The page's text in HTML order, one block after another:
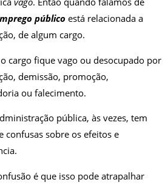
público está relacionada a
de algum cargo.
cargo fique vago ou desocupado por
demissão, promoção,
ou falecimento.
pública, às vezes, tem
confusas sobre os efeitos e
é que isso pode atrapalhar